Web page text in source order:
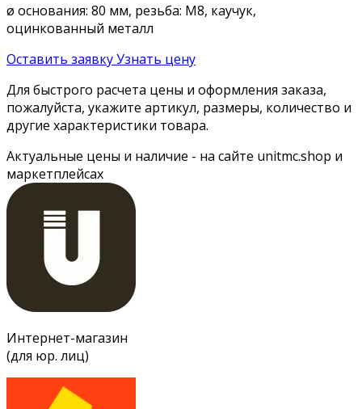
ø основания: 80 мм, резьба: М8, каучук,
оцинкованный металл
Оставить заявкуУзнать цену
Для быстрого расчета цены и оформления заказа,
пожалуйста, укажите артикул, размеры, количество и
другие характеристики товара.
Актуальные цены и наличие - на сайте unitmc.shop и
маркетплейсах
Интернет-магазин
(для юр. лиц)